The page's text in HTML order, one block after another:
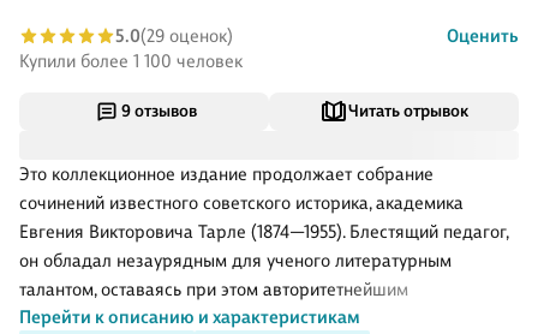
9 отзывов Читать отрывок
Это коллекционное издание продолжает собрание
сочинений известного советского историка, академика
Евгения Викторовича Тарле (1874—1955). Блестящий педагог,
он обладал незаурядным для ученого литературным
талантом, оставаясь при этом авторитетнейшим
специалистом в российской исторической науке, всецело
Перейти к описанию и характеристикам
5.0(29 оценок)
Оценить
Купили более 1 100 человек